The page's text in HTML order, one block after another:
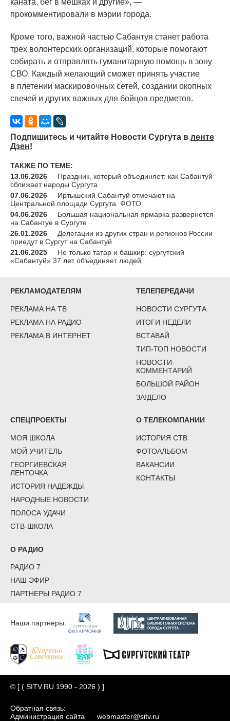
прокомментировали в мэрии города.
Кроме того, важной частью Сабантуя станет работа
трех волонтерских организаций, которые помогают
собирать и отправлять гуманитарную помощь в зону
СВО. Каждый желающий сможет принять участие
в плетении маскировочных сетей, создании окопных
свечей и других важных для бойцов предметов.
Подпишитесь и читайте Новости Сургута в ленте
Дзен!
ТАКЖЕ ПО ТЕМЕ:
13.06.2026
Праздник, который объединяет: как Сабантуй
сближает народы Сургута
07.06.2026
Иртышский Сабантуй отмечают на
Центральной площади Сургута. ФОТО
04.06.2026
Большая национальная ярмарка развернется
на Сабантуе в Сургуте
26.01.2026
Делегации из других стран и регионов России
приедут в Сургут на Сабантуй
21.06.2025
Не только татар и башкир: сургутский
«Сабантуй» 37 лет объединяет людей
РЕКЛАМОДАТЕЛЯМ
РЕКЛАМА НА ТВ
РЕКЛАМА НА РАДИО
РЕКЛАМА В ИНТЕРНЕТ
ТЕЛЕПЕРЕДАЧИ
НОВОСТИ СУРГУТА
ИТОГИ НЕДЕЛИ
ВСТАВАЙ
ТИП-ТОП НОВОСТИ
НОВОСТИ-
КОММЕНТАРИЙ
БОЛЬШОЙ РАЙОН
ЗА!ДЕЛО
СПЕЦПРОЕКТЫ
МОЯ ШКОЛА
МОЙ УЧИТЕЛЬ
ГЕОРГИЕВСКАЯ
ЛЕНТОЧКА
ИСТОРИЯ НАДЕЖДЫ
НАРОДНЫЕ НОВОСТИ
ПОЛОСА УДАЧИ
СТВ-ШКОЛА
О ТЕЛЕКОМПАНИИ
ИСТОРИЯ СТВ
ФОТОАЛЬБОМ
ВАКАНСИИ
КОНТАКТЫ
О РАДИО
РАДИО 7
НАШ ЭФИР
ПАРТНЕРЫ РАДИО 7
Наши партнеры:
© [ ( SITV.RU 1990 - 2026 ) ]
Обратная связь:
Администрация сайта
webmaster@sitv.ru